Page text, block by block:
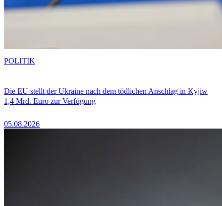
Die EU stellt der Ukraine nach dem tödlichen Anschlag in Kyjiw
1,4 Mrd. Euro zur Verfügung
05.08.2026
POLITIK